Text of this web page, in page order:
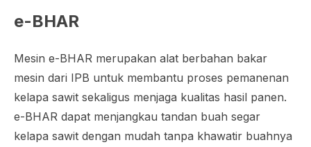
e-BHAR
Mesin e-BHAR merupakan alat berbahan bakar
mesin dari IPB untuk membantu proses pemanenan
kelapa sawit sekaligus menjaga kualitas hasil panen.
e-BHAR dapat menjangkau tandan buah segar
kelapa sawit dengan mudah tanpa khawatir buahnya